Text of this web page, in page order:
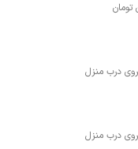
درب منزل
درب منزل